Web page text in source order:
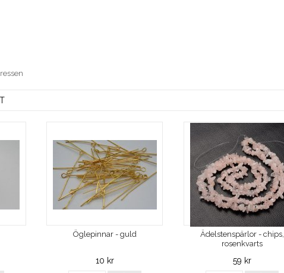
Öglepinnar - guld
10 kr
Ädelstenspärlor - chips,
rosenkvarts
59 kr